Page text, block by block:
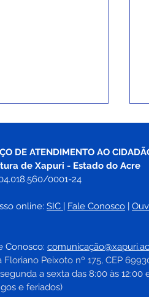
DE ATENDIMENTO AO
de Xapuri - Estado do Acre
0001-24
online: SIC | Fale Conosco |
Conosco:
Floriano Peixoto nº 175, CEP
a sexta das 8:00 às 12:00
e feriados)